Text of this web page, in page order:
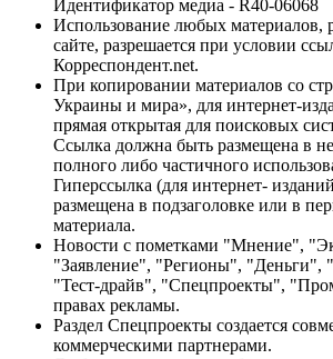
Идентификатор медиа - R40-06068
Использование любых материалов,
сайте, разрешается при условии
Корреспондент.net.
При копировании материалов со
Украины и мира», для интернет-
прямая открытая для поисковых
Ссылка должна быть размещена в
полного либо частичного
Гиперссылка (для интернет-
размещена в подзаголовке или в
материала.
Новости с пометками "Мнение",
"Заявление", "Регионы", "Деньги",
"Тест-драйв", "Спецпроекты",
правах рекламы.
Раздел Спецпроекты создается
коммерческими партнерами.